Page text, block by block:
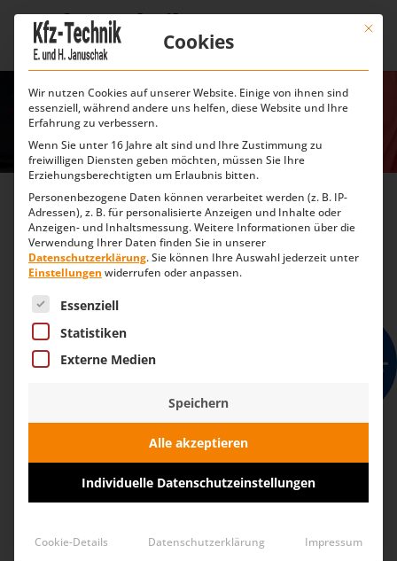
Wartungen Achsvermessungen Reparaturen
INSPEKTION
auf Sicherheit und Funktionsfähigkeit untersucht.
Wir konzentrieren uns auf die wichtigsten Teile und
prüfen unter anderem Flüssigkeitsstände und
Bremsleistung. Wir inspizieren Ihr Fahrzeug streng
bleibt deshalb erhalten.
Bleiben Sie im Rhythmus!
In Abhängigkeit von Hersteller und Motortyp
nämlich das Fahrzeugalter und die
Mit
Cookies
Wir nutzen Cookies auf unserer Website. Einige von ihnen sind
essenziell, während andere uns helfen, diese Website und Ihre
Erfahrung zu verbessern.
Wenn Sie unter 16 Jahre alt sind und Ihre Zustimmung zu
freiwilligen Diensten geben möchten, müssen Sie Ihre
Erziehungsberechtigten um Erlaubnis bitten.
Personenbezogene Daten können verarbeitet werden (z. B. IP-
Adressen), z. B. für personalisierte Anzeigen und Inhalte oder
Anzeigen- und Inhaltsmessung.Weitere Informationen über die
Verwendung Ihrer Daten finden Sie in unserer
Datenschutzerklärung.Sie können Ihre Auswahl jederzeit unter
Einstellungen widerrufen oder anpassen.
Es folgt eine Liste der Service-Gruppen, für die eine
Essenziell
Statistiken
Externe Medien
Speichern
Alle akzeptieren
Individuelle Datenschutzeinstellungen
Cookie-Details Datenschutzerklärung Impressum